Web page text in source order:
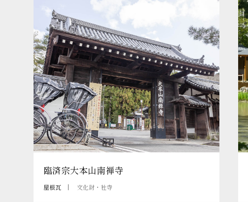
臨済宗大本山南禅寺
屋根瓦 文化財・社寺